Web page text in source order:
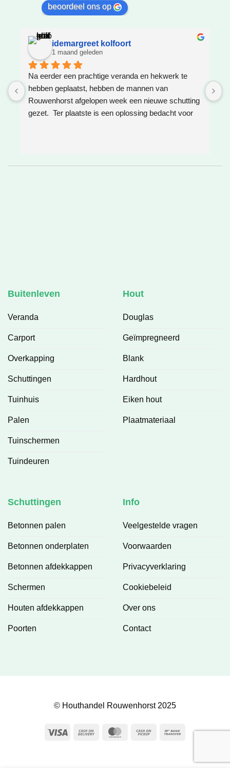
beoordeel ons op
idemargreet kolfoort
1 maand geleden
Na eerder een prachtige veranda en hekwerk te
hebben geplaatst, hebben de mannen van
Rouwenhorst afgelopen week een nieuwe schutting
gezet.  Ter plaatste is een oplossing bedacht voor
Buitenleven
Veranda
Carport
Overkapping
Schuttingen
Tuinhuis
Palen
Tuinschermen
Tuindeuren
Hout
Douglas
Geïmpregneerd
Blank
Hardhout
Eiken hout
Plaatmateriaal
Schuttingen
Betonnen palen
Betonnen onderplaten
Betonnen afdekkappen
Schermen
Houten afdekkappen
Poorten
Info
Veelgestelde vragen
Voorwaarden
Privacyverklaring
Cookiebeleid
Over ons
Contact
© Houthandel Rouwenhorst 2025
Visa
Cash
MasterCard
Cash
Bank